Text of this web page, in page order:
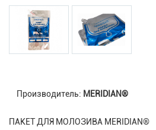
Производитель: MERIDIAN®
ПАКЕТ ДЛЯ МОЛОЗИВА MERIDIAN®